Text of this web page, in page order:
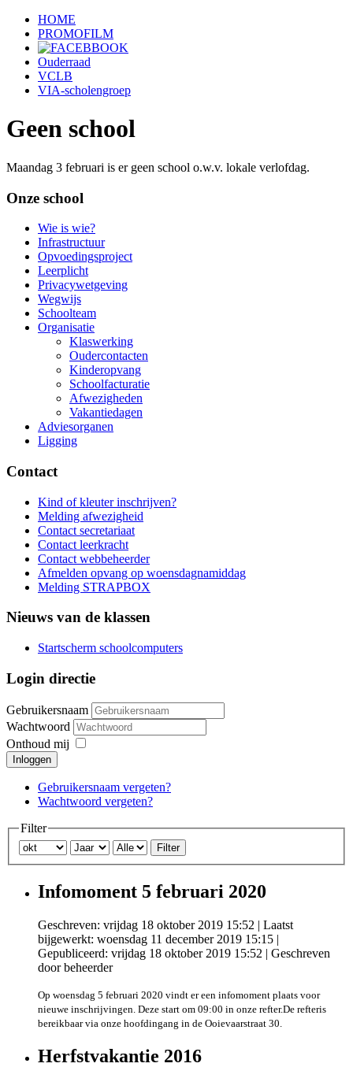
HOME
PROMOFILM
Ouderraad
VCLB
VIA-scholengroep
Geen school
Maandag 3 februari is er geen school o.w.v. lokale verlofdag.
Onze school
Wie is wie?
Infrastructuur
Opvoedingsproject
Leerplicht
Privacywetgeving
Wegwijs
Schoolteam
Organisatie
Klaswerking
Oudercontacten
Kinderopvang
Schoolfacturatie
Afwezigheden
Vakantiedagen
Adviesorganen
Ligging
Contact
Kind of kleuter inschrijven?
Melding afwezigheid
Contact secretariaat
Contact leerkracht
Contact webbeheerder
Afmelden opvang op woensdagnamiddag
Melding STRAPBOX
Nieuws van de klassen
Startscherm schoolcomputers
Login directie
Gebruikersnaam
Wachtwoord
Onthoud mij
Inloggen
Gebruikersnaam vergeten?
Wachtwoord vergeten?
Filter
Filter
Infomoment 5 februari 2020
Geschreven: vrijdag 18 oktober 2019 15:52 | Laatst
bijgewerkt: woensdag 11 december 2019 15:15 |
Gepubliceerd: vrijdag 18 oktober 2019 15:52 | Geschreven
door beheerder
Op woensdag 5 februari 2020 vindt er een infomoment plaats voor
nieuwe inschrijvingen. Deze start om 09:00 in onze refter.De refteris
bereikbaar via onze hoofdingang in de Ooievaarstraat 30.
Herfstvakantie 2016